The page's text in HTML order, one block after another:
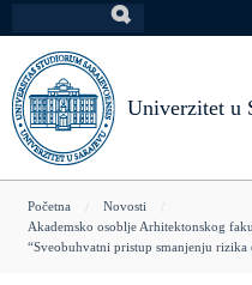
na
glavni
sadržaj
Univerzitet u
You
are
Početna
Novosti
Akademsko osoblje Arhitektonskog
“Sveobuhvatni pristup smanjenju rizika